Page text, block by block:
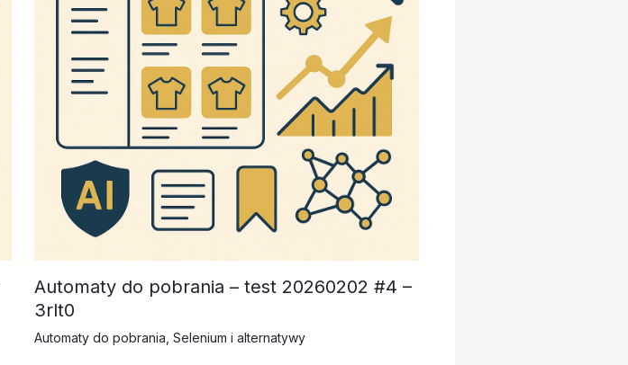
Automaty do pobrania – test 20260202 #4 –
3rlt0
Automaty do pobrania Selenium i alternatywy